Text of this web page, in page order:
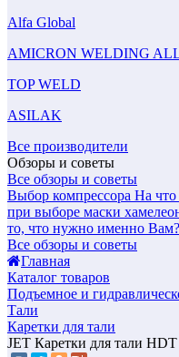
Alfa Global
AMICRON WELDING
TOP WELD
ASILAK
Все производители
Обзоры и советы
Все обзоры и советы
Выбор компрессора На что
при выборе маски
то, что нужно именно Вам?
Все обзоры и советы
Главная
Каталог товаров
Подъемное и
Тали
Каретки для тали
JET Каретки для тали HDT